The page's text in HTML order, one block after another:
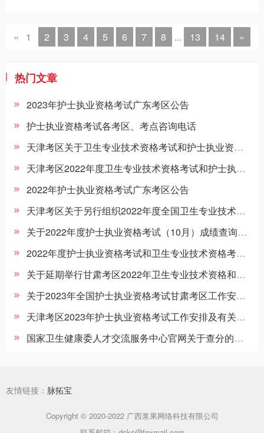
« 1 2 3 4 5 6 7 8 ... 13 14 »
热门文章
2023年护士执业资格考试广东考区公告
护士执业资格考试各考区、考点咨询电话
天津考区关于卫生专业技术资格考试和护士执业资格考试缴费及开具电子票据的操作说明
天津考区2022年度卫生专业技术资格考试和护士执业资格考试考生温馨提示
2022年护士执业资格考试广东考区公告
天津考区关于另行组织2022年度全国卫生专业技术资格考试和护士执业资格考试的公告
关于2022年度护士执业资格考试（10月）成绩查询的通知
2022年度护士执业资格考试和卫生专业技术资格考试广东考区茂名考点考场变更公告
关于延期举行甘肃考区2022年卫生专业技术资格和护士执业资格考试的公告
关于2023年全国护士执业资格考试甘肃考区工作安排的公告
天津考区2023年护士执业资格考试工作安排及有关事项的通知
国家卫生健康委人才交流服务中心官网关于查分的重要提示
友情链接： 脉拓宝
Copyright © 2020-2022 广西浆果网络科技有限公司